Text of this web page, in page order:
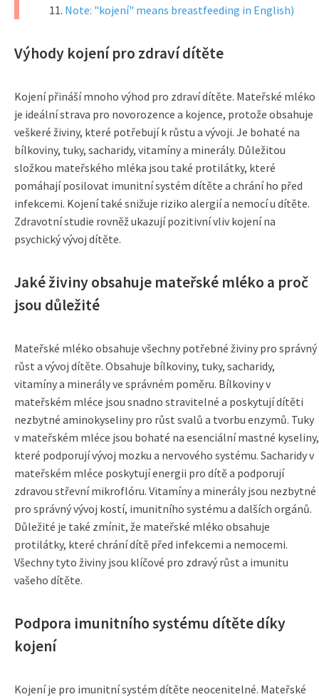
Note: "kojení" means breastfeeding in English)
Výhody kojení pro zdraví dítěte
Kojení přináší mnoho výhod pro zdraví dítěte. Mateřské mléko
je ideální strava pro novorozence a kojence, protože obsahuje
veškeré živiny, které potřebují k růstu a vývoji. Je bohaté na
bílkoviny, tuky, sacharidy, vitamíny a minerály. Důležitou
složkou mateřského mléka jsou také protilátky, které
pomáhají posilovat imunitní systém dítěte a chrání ho před
infekcemi. Kojení také snižuje riziko alergií a nemocí u dítěte.
Zdravotní studie rovněž ukazují pozitivní vliv kojení na
psychický vývoj dítěte.
Jaké živiny obsahuje mateřské mléko a proč
jsou důležité
Mateřské mléko obsahuje všechny potřebné živiny pro správný
růst a vývoj dítěte. Obsahuje bílkoviny, tuky, sacharidy,
vitamíny a minerály ve správném poměru. Bílkoviny v
mateřském mléce jsou snadno stravitelné a poskytují dítěti
nezbytné aminokyseliny pro růst svalů a tvorbu enzymů. Tuky
v mateřském mléce jsou bohaté na esenciální mastné kyseliny,
které podporují vývoj mozku a nervového systému. Sacharidy v
mateřském mléce poskytují energii pro dítě a podporují
zdravou střevní mikroflóru. Vitamíny a minerály jsou nezbytné
pro správný vývoj kostí, imunitního systému a dalších orgánů.
Důležité je také zmínit, že mateřské mléko obsahuje
protilátky, které chrání dítě před infekcemi a nemocemi.
Všechny tyto živiny jsou klíčové pro zdravý růst a imunitu
vašeho dítěte.
Podpora imunitního systému dítěte díky
kojení
Kojení je pro imunitní systém dítěte neocenitelné. Mateřské